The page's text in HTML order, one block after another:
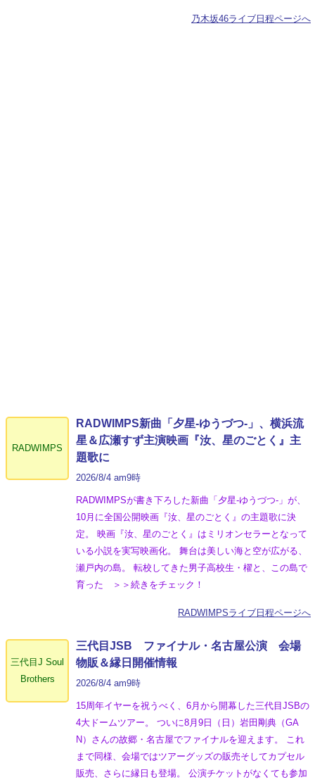
乃木坂46ライブ日程ページへ
RADWIMPS
RADWIMPS新曲「夕星-ゆうづつ-」、横浜流
星＆広瀬すず主演映画『汝、星のごとく』主
題歌に
2026/8/4 am9時
RADWIMPSが書き下ろした新曲「夕星-ゆうづつ-」が、
10月に全国公開映画『汝、星のごとく』の主題歌に決
定。 映画『汝、星のごとく』はミリオンセラーとなって
いる小説を実写映画化。 舞台は美しい海と空が広がる、
瀬戸内の島。 転校してきた男子高校生・櫂と、この島で
育った ＞＞続きをチェック！
RADWIMPSライブ日程ページへ
三代目J Soul
Brothers
三代目JSB ファイナル・名古屋公演 会場
物販＆縁日開催情報
2026/8/4 am9時
15周年イヤーを祝うべく、6月から開幕した三代目JSBの
4大ドームツアー。 ついに8月9日（日）岩田剛典（GA
N）さんの故郷・名古屋でファイナルを迎えます。 これ
まで同様、会場ではツアーグッズの販売そしてカプセル
販売、さらに縁日も登場。 公演チケットがなくても参加